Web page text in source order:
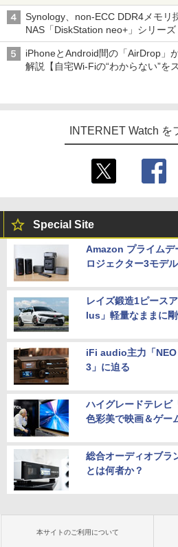
真や映像を使った投資詐欺などへ
Synology、non-ECC DDR4メモリ
NAS「DiskStation neo+」シリー
ECCメモリへのアップグレードも
iPhoneとAndroid間の「AirDrop」
解説【自宅Wi-Fiの“わからない”を
INTERNET Watch を
Special Site
Amazon プライム
ロジェクター3モデ
レイズ鍛造1ピース
lus」軽量なままに
iFi audio主力「
3」に迫る
ハイグレードテレビ
色彩美で映画＆ゲー
総合オーディオブラ
とは何者か？
本サイトのご利用について